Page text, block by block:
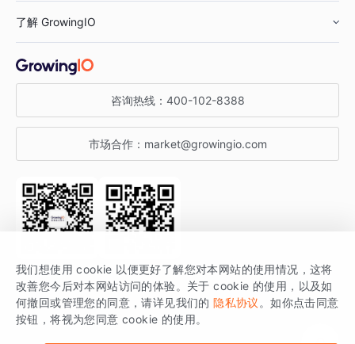
汽车行业
金融行业
智能运营
获客分析
增长公开课
增长博客
开发者文档
SDK 文档
场景指南
了解 GrowingIO
关于 GrowingIO
增长大会
行业活动
咨询热线： 400-102-8388
市场合作： market@growingio.com
关注公众号 获取更多干货
GrowingIO 是专注于数据智能分析与增长的品牌，核心平台为 GrowingIO
分析云。
我们想使用 cookie 以便更好了解您对本网站的使用情况，这将
改善您今后对本网站访问的体验。关于 cookie 的使用，以及如
何撤回或管理您的同意，请详见我们的 隐私协议 。如你点击同意
按钮，将视为您同意 cookie 的使用。